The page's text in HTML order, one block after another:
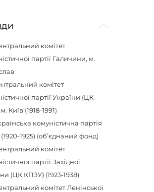
комітет
партії Галичини, м.
комітет
партії України (ЦК
Київ (1918-1991)
комуністична партія
1925) (об’єднаний фонд)
комітет
партії Західної
(ЦК КПЗУ) (1923-1938)
комітет Ленінської